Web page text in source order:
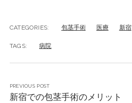
CATEGORIES: 包茎手術 医療 新宿
TAGS: 病院
PREVIOUS POST
新宿での包茎手術のメリット